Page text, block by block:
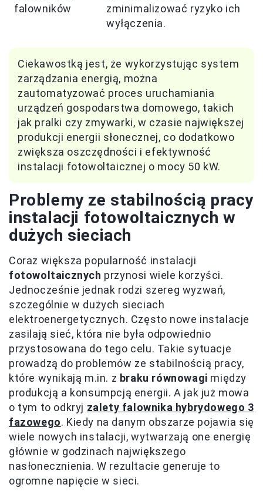
falowników
zminimalizować ryzyko ich
wyłączenia.
Ciekawostką jest, że wykorzystując system
zarządzania energią, można
zautomatyzować proces uruchamiania
urządzeń gospodarstwa domowego, takich
jak pralki czy zmywarki, w czasie największej
produkcji energii słonecznej, co dodatkowo
zwiększa oszczędności i efektywność
instalacji fotowoltaicznej o mocy 50 kW.
Problemy ze stabilnością pracy
instalacji fotowoltaicznych w
dużych sieciach
Coraz większa popularność instalacji
fotowoltaicznych przynosi wiele korzyści.
Jednocześnie jednak rodzi szereg wyzwań,
szczególnie w dużych sieciach
elektroenergetycznych. Często nowe instalacje
zasilają sieć, która nie była odpowiednio
przystosowana do tego celu. Takie sytuacje
prowadzą do problemów ze stabilnością pracy,
które wynikają m.in. z braku równowagi między
produkcją a konsumpcją energii. A jak już mowa
o tym to odkryj zalety falownika hybrydowego 3
fazowego. Kiedy na danym obszarze pojawia się
wiele nowych instalacji, wytwarzają one energię
głównie w godzinach największego
nasłonecznienia. W rezultacie generuje to
ogromne napięcie w sieci.